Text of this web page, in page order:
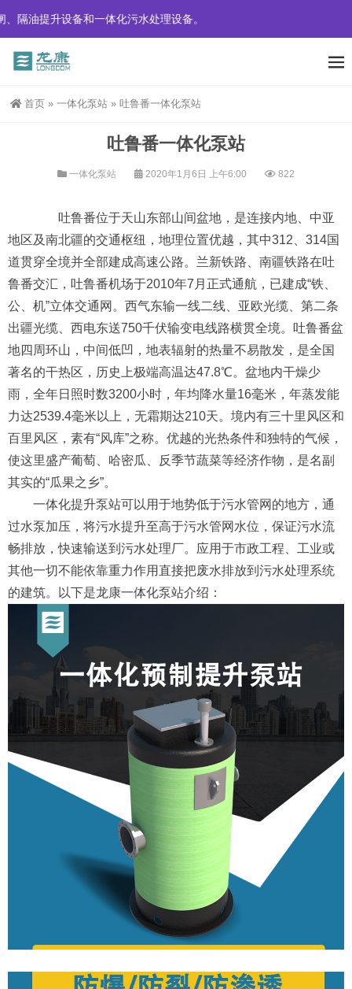
备和一体化污水处理设备。
首页 » 一体化泵站 » 吐鲁番一体化泵站
吐鲁番一体化泵站
一体化泵站 2020年1月6日 上午6:00 822
吐鲁番位于天山东部山间盆地，是连接内地、中亚
地区及南北疆的交通枢纽，地理位置优越，其中312、314国
道贯穿全境并全部建成高速公路。兰新铁路、南疆铁路在吐
鲁番交汇，吐鲁番机场于2010年7月正式通航，已建成“铁、
公、机”立体交通网。西气东输一线二线、亚欧光缆、第二条
出疆光缆、西电东送750千伏输变电线路横贯全境。吐鲁番盆
地四周环山，中间低凹，地表辐射的热量不易散发，是全国
著名的干热区，历史上极端高温达47.8℃。盆地内干燥少
雨，全年日照时数3200小时，年均降水量16毫米，年蒸发能
力达2539.4毫米以上，无霜期达210天。境内有三十里风区和
百里风区，素有“风库”之称。优越的光热条件和独特的气候，
使这里盛产葡萄、哈密瓜、反季节蔬菜等经济作物，是名副
其实的“瓜果之乡”。
一体化提升泵站可以用于地势低于污水管网的地方，通
过水泵加压，将污水提升至高于污水管网水位，保证污水流
畅排放，快速输送到污水处理厂。应用于市政工程、工业或
其他一切不能依靠重力作用直接把废水排放到污水处理系统
的建筑。以下是龙康一体化泵站介绍：